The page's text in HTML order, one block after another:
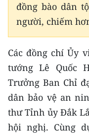
Media Kinh tế
Media Xã hội
Media Pháp luật
Media Du lịch
Media Thế giới
đồng bào dân
người, chiếm
Các đồng chí Ủy
tướng Lê Quốc
Trưởng Ban Chỉ
dân bảo vệ an
thư Tỉnh ủy Đắk
hội nghị. Cùng